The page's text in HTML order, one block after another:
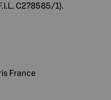
C278585/1).
France